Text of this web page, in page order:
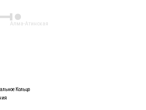
Кольцо
2
Алма-Атинская